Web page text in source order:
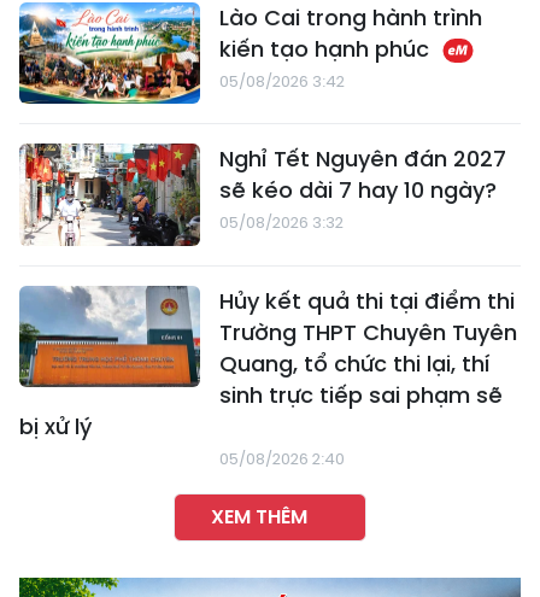
Lào Cai trong hành trình
kiến tạo hạnh phúc
05/08/2026 3:42
Nghỉ Tết Nguyên đán 2027
sẽ kéo dài 7 hay 10 ngày?
05/08/2026 3:32
Hủy kết quả thi tại điểm thi
Trường THPT Chuyên Tuyên
Quang, tổ chức thi lại, thí
sinh trực tiếp sai phạm sẽ
bị xử lý
05/08/2026 2:40
XEM THÊM